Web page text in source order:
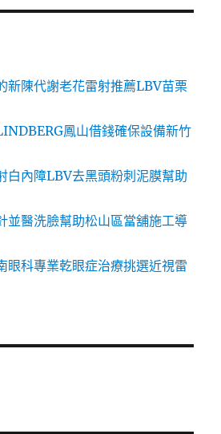
新陳代謝老花雷射推薦LBV苗栗
鳳山借錢確保設備新竹
白內障LBV去黑頭粉刺泥膜幫助
並醫洗臉幫助松山區當舖施工導
眼科專業乾眼症治療挑選近視雷